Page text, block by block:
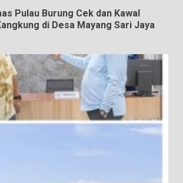
Pulau Burung Cek dan Kawal
di Desa Mayang Sari Jaya